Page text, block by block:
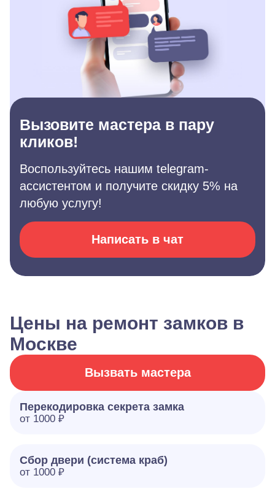
Вызовите мастера в пару
кликов!
Воспользуйтесь нашим telegram-
ассистентом и получите скидку 5% на
любую услугу!
Написать в чат
Цены на ремонт замков в
Москве
Вызвать мастера
Перекодировка секрета замка
от 1000 ₽
Сбор двери (система краб)
от 1000 ₽